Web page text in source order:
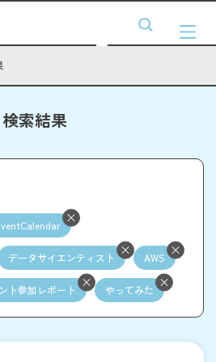
検索結果
データサイエンティスト AWS
ト参加レポート やってみた